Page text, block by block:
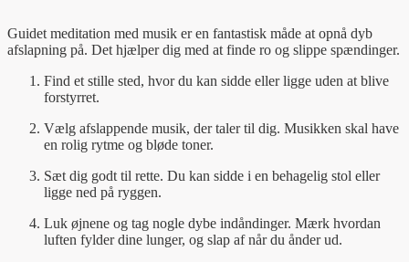
Guidet meditation med musik er en fantastisk måde at opnå dyb
afslapning på. Det hjælper dig med at finde ro og slippe spændinger.
Find et stille sted, hvor du kan sidde eller ligge uden at blive
forstyrret.
Vælg afslappende musik, der taler til dig. Musikken skal have
en rolig rytme og bløde toner.
Sæt dig godt til rette. Du kan sidde i en behagelig stol eller
ligge ned på ryggen.
Luk øjnene og tag nogle dybe indåndinger. Mærk hvordan
luften fylder dine lunger, og slap af når du ånder ud.